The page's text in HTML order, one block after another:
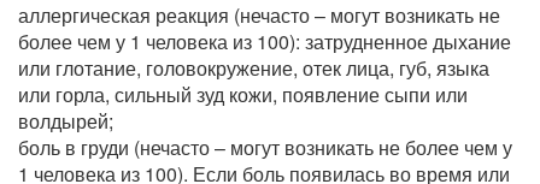
аллергическая реакция (нечасто – могут возникать не
более чем у 1 человека из 100): затрудненное дыхание
или глотание, головокружение, отек лица, губ, языка
или горла, сильный зуд кожи, появление сыпи или
волдырей;
боль в груди (нечасто – могут возникать не более чем у
1 человека из 100). Если боль появилась во время или